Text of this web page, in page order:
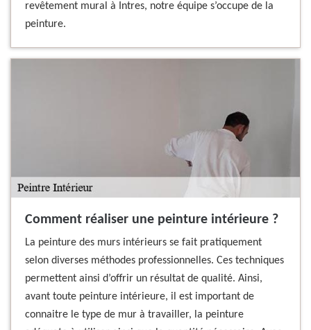
revêtement mural à Intres, notre équipe s’occupe de la
peinture.
Comment réaliser une peinture intérieure ?
La peinture des murs intérieurs se fait pratiquement
selon diverses méthodes professionnelles. Ces techniques
permettent ainsi d’offrir un résultat de qualité. Ainsi,
avant toute peinture intérieure, il est important de
connaitre le type de mur à travailler, la peinture